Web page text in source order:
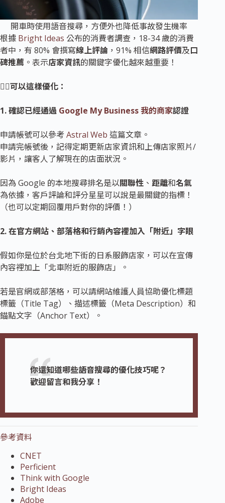
開車時使用語音搜尋，方便外也降低事故發生機率
根據 Bright Ideas 公布的消費者調查，18-34 歲的消費
者中，有 80% 會撰寫線上評論 ，91% 相信網路評價及口
碑推薦 。表示店家資訊的關鍵字優化越來越重要！
✍🏼可以這樣優化：
1. 確認已經通過 Google My Business 我的商家認證
申請帳號可以參考Astral Web 這篇文章。
申請完帳號後，記得定期更新店家資訊和上傳店家照片/
影片，讓客人了解現在的店面狀況。
因為 Google 的本地搜尋排名是以關聯性 、 距離和名氣
為依據，客戶評論和評分星星可以說是最關鍵的指標！
（也可以定期回覆用戶對你的評價！）
2. 在官方網站、部落格和行銷內容裡加入「附近」字眼
假如你是位於台北地下街的日系服飾店家，可以在宣傳
內容裡加上「北車附近的服飾店」。
若是官網或部落格，可以請網站維護人員協助優化標題
標籤（Title Tag）、描述標籤（Meta Description）和
錨點文字（Anchor Text）。
你還知道哪些語音搜尋的優化技巧呢？
歡迎留言和我分享！
參考資料
CNET
Perficient
Think with Google
Bright Ideas
Adobe